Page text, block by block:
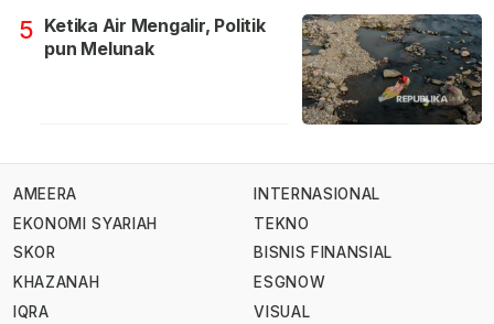
5 Ketika Air Mengalir, Politik
pun Melunak
AMEERA
EKONOMI SYARIAH
SKOR
KHAZANAH
IQRA
INTERNASIONAL
TEKNO
BISNIS FINANSIAL
ESGNOW
VISUAL